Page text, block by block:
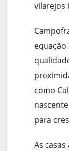
vilarejos
como
para
As